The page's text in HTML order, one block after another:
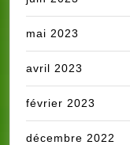
mai 2023
avril 2023
février 2023
décembre 2022